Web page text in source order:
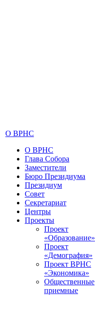
О ВРНС
О ВРНС
Глава Собора
Заместители
Бюро Президиума
Президиум
Совет
Секретариат
Центры
Проекты
Проект
«Образование»
Проект
«Демография»
Проект ВРНС
«Экономика»
Общественные
приемные